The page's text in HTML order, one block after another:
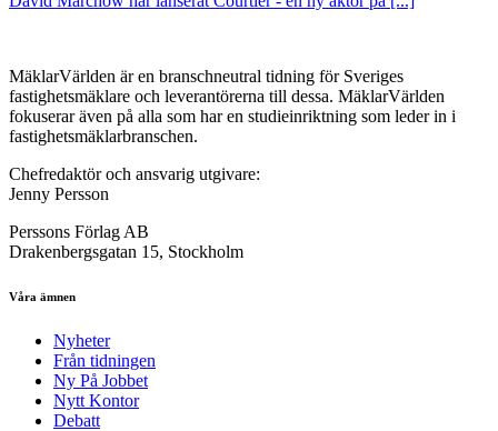
MäklarVärlden är en branschneutral tidning för Sveriges
fastighetsmäklare och leverantörerna till dessa. MäklarVärlden
fokuserar även på alla som har en studieinriktning som leder in i
fastighetsmäklarbranschen.
Chefredaktör och ansvarig utgivare:
Jenny Persson
Perssons Förlag AB
Drakenbergsgatan 15, Stockholm
Våra ämnen
Nyheter
Från tidningen
Ny På Jobbet
Nytt Kontor
Debatt